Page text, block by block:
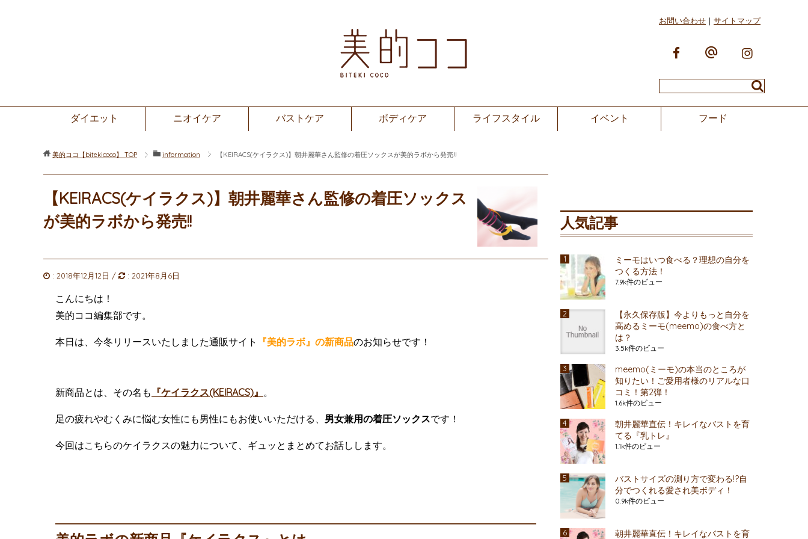
お問い合わせ サイトマップ
ダイエット ニオイケア バストケア ボディケア ライフスタイル イベント フード
美的ココ【bitekicoco】 TOP information 【KEIRACS(ケイラクス)】朝井麗華さん監修の着圧ソックスが美的ラボから発売!!
【KEIRACS(ケイラクス)】朝井麗華さん監修の着圧ソックス
が美的ラボから発売!!
: 2018年12月12日 / : 2021年8月6日
こんにちは！
美的ココ編集部です。
本日は、今冬リリースいたしました通販サイト 『美的ラボ』の新商品のお知らせです！
新商品とは、その名も 『ケイラクス(KEIRACS)』 。
足の疲れやむくみに悩む女性にも男性にもお使いいただける、 男女兼用の着圧ソックスです！
今回はこちらのケイラクスの魅力について、ギュッとまとめてお話しします。
人気記事
ミーモはいつ食べる？理想の自分を
つくる方法！
7.9k件のビュー
【永久保存版】今よりもっと自分を
高めるミーモ(meemo)の食べ方と
は？
3.5k件のビュー
meemo(ミーモ)の本当のところが
知りたい！ご愛用者様のリアルな口
コミ！第2弾！
1.6k件のビュー
朝井麗華直伝！キレイなバストを育
てる『乳トレ』
1.1k件のビュー
バストサイズの測り方で変わる!?自
分でつくれる愛され美ボディ！
0.9k件のビュー
朝井麗華直伝！キレイなバストを育